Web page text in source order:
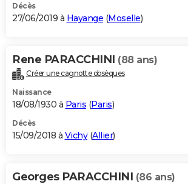
Décès
27/06/2019 à Hayange (Moselle)
Rene PARACCHINI (88 ans)
Créer une cagnotte obsèques
Naissance
18/08/1930 à Paris (Paris)
Décès
15/09/2018 à Vichy(Allier)
Georges PARACCHINI (86 ans)